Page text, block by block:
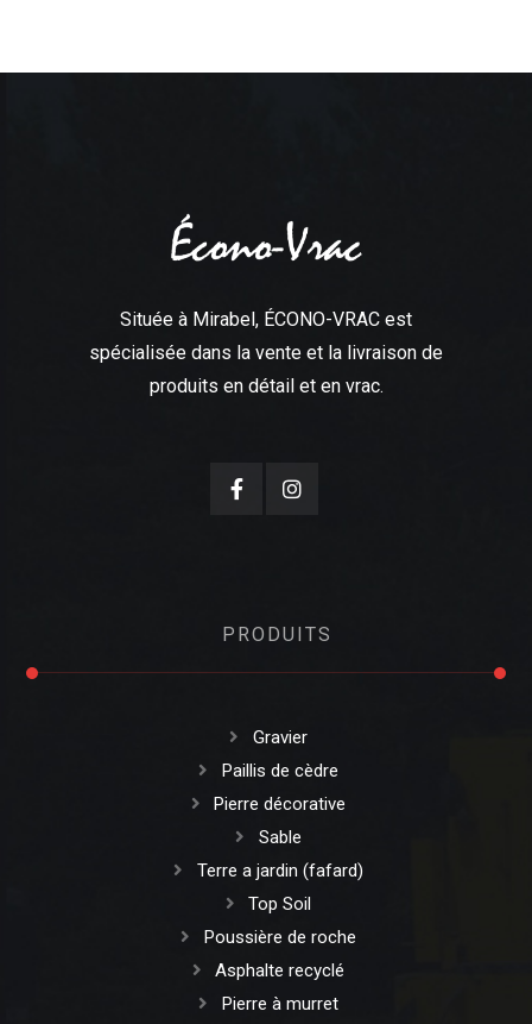
Située à Mirabel, ÉCONO-VRAC est
spécialisée dans la vente et la livraison de
produits en détail et en vrac.
PRODUITS
Gravier
Paillis de cèdre
Pierre décorative
Sable
Terre a jardin (fafard)
Top Soil
Poussière de roche
Asphalte recyclé
Pierre à murret